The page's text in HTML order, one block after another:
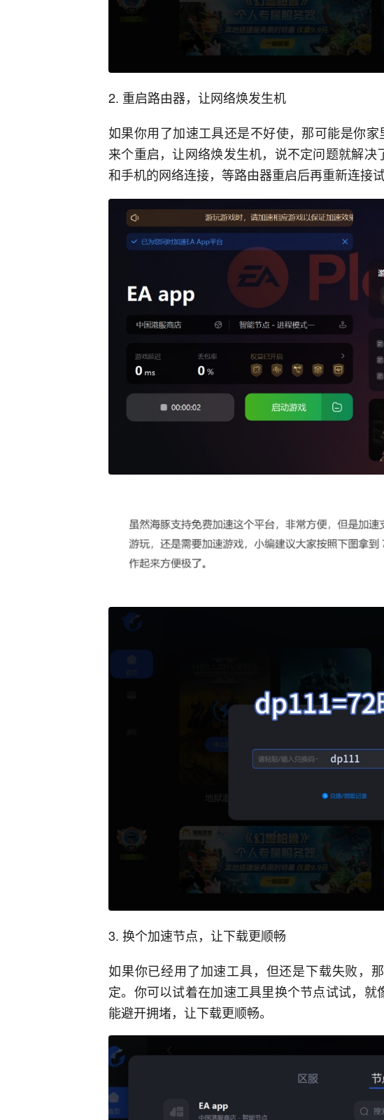
2. 重启路由器，让网络焕发生机
如果你用了加速工具还是不好使，那可能是你家
来个重启，让网络焕发生机，说不定问题就解
和手机的网络连接，等路由器重启后再重新连接试
3. 换个加速节点，让下载更顺畅
如果你已经用了加速工具，但还是下载失败，
定。你可以试着在加速工具里换个节点试试，
能避开拥堵，让下载更顺畅。